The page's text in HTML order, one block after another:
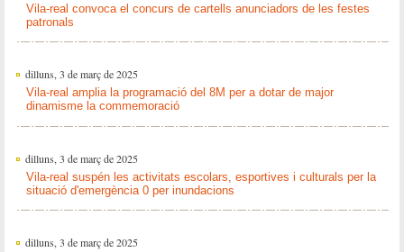
Vila-real convoca el concurs de cartells anunciadors de les festes
patronals
dilluns, 3 de març de 2025
Vila-real amplia la programació del 8M per a dotar de major
dinamisme la commemoració
dilluns, 3 de març de 2025
Vila-real suspén les activitats escolars, esportives i culturals per la
situació d'emergència 0 per inundacions
dilluns, 3 de març de 2025